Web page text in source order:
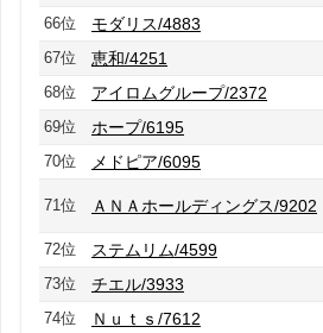
66位
モダリス/4883
67位
恵和/4251
68位
アイロムグループ/2372
69位
ホープ/6195
70位
メドピア/6095
71位 ＡＮＡホールディングス/9202
72位
ステムリム/4599
73位
チエル/3933
74位
Ｎｕｔｓ/7612